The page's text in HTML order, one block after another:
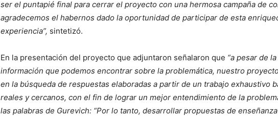
ser el puntapié final para cerrar el proyecto con una hermosa campaña de
agradecemos el habernos dado la oportunidad de participar de esta
experiencia”, sintetizó.
En la presentación del proyecto que adjuntaron señalaron que “a pesar de
información que podemos encontrar sobre la problemática, nuestro
en la búsqueda de respuestas elaboradas a partir de un trabajo exhaustivo
reales y cercanos, con el fin de lograr un mejor entendimiento de la
las palabras de Gurevich: “Por lo tanto, desarrollar propuestas de